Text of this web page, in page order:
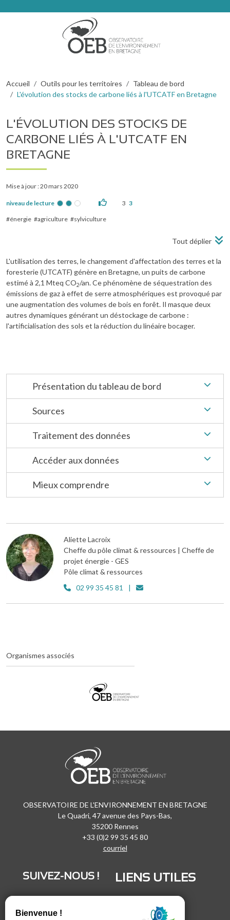
Fil d'Ariane
Accueil Outils pour les territoires
Tableau de bord
L'évolution des stocks de carbone liés à l'UTCATF en Bretagne
L'ÉVOLUTION DES STOCKS DE
CARBONE LIÉS À L'UTCATF EN
BRETAGNE
Mise à jour : 20 mars 2020
niveau de lecture 3 3
énergie agriculture sylviculture
Tout déplier
L'utilisation des terres, le changement d'affectation des terres et la
foresterie (UTCATF) génère en Bretagne, un puits de carbone
estimé à 2,1 Mteq CO2/an. Ce phénomène de séquestration des
émissions de gaz à effet de serre atmosphériques est provoqué par
une augmentation des volumes de bois en forêt. Il masque deux
autres dynamiques générant un déstockage de carbone :
l'artificialisation des sols et la réduction du linéaire bocager.
Présentation du tableau de bord
Sources
Traitement des données
Accéder aux données
Mieux comprendre
Aliette Lacroix
Cheffe du pôle climat & ressources | Cheffe de
projet énergie - GES
Pôle climat & ressources
02 99 35 45 81
Organismes associés
OBSERVATOIRE DE L'ENVIRONNEMENT EN BRETAGNE
Le Quadri, 47 avenue des Pays-Bas,
35200 Rennes
+33 (0)2 99 35 45 80
courriel
SUIVEZ-NOUS !
Vimeo
LIENS UTILES
Marchés publics